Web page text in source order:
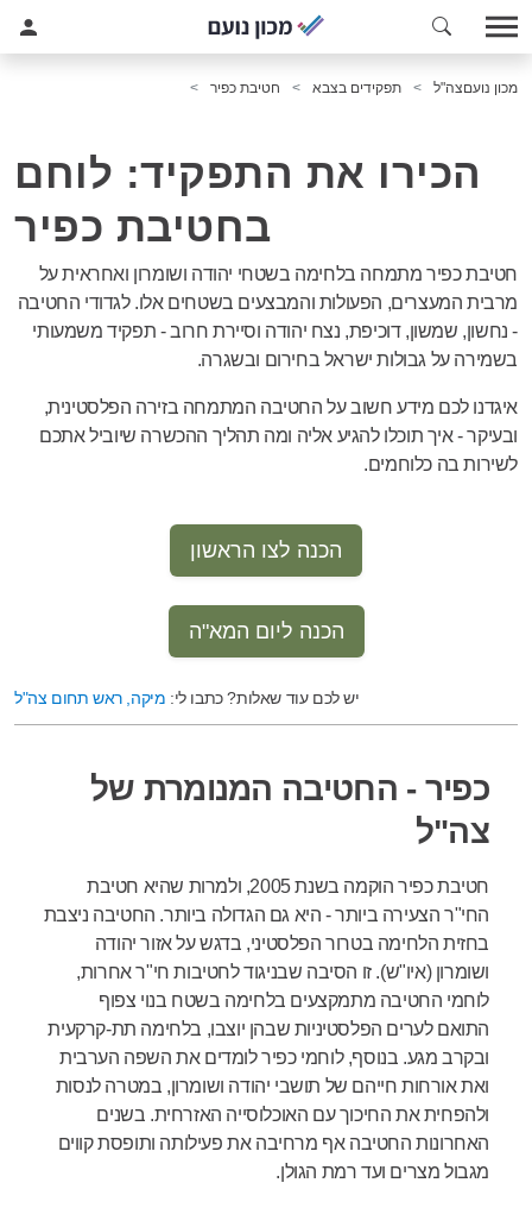
מכון נועםצה"ל תפקידים בצבא חטיבת כפיר
הכירו את התפקיד: לוחם
בחטיבת כפיר
חטיבת כפיר מתמחה בלחימה בשטחי יהודה ושומרון ואחראית על
מרבית המעצרים, הפעולות והמבצעים בשטחים אלו. לגדודי החטיבה
- נחשון, שמשון, דוכיפת, נצח יהודה וסיירת חרוב - תפקיד משמעותי
בשמירה על גבולות ישראל בחירום ובשגרה.
איגדנו לכם מידע חשוב על החטיבה המתמחה בזירה הפלסטינית,
ובעיקר - איך תוכלו להגיע אליה ומה תהליך ההכשרה שיוביל אתכם
לשירות בה כלוחמים.
הכנה לצו הראשון
הכנה ליום המא"ה
יש לכם עוד שאלות? כתבו לי: מיקה, ראש תחום צה"ל
כפיר - החטיבה המנומרת של
צה"ל
חטיבת כפיר הוקמה בשנת 2005, ולמרות שהיא חטיבת
החי"ר הצעירה ביותר - היא גם הגדולה ביותר. החטיבה ניצבת
בחזית הלחימה בטרור הפלסטיני, בדגש על אזור יהודה
ושומרון (איו"ש). זו הסיבה שבניגוד לחטיבות חי"ר אחרות,
לוחמי החטיבה מתמקצעים בלחימה בשטח בנוי צפוף
התואם לערים הפלסטיניות שבהן יוצבו, בלחימה תת-קרקעית
ובקרב מגע. בנוסף, לוחמי כפיר לומדים את השפה הערבית
ואת אורחות חייהם של תושבי יהודה ושומרון, במטרה לנסות
ולהפחית את החיכוך עם האוכלוסייה האזרחית. בשנים
האחרונות החטיבה אף מרחיבה את פעילותה ותופסת קווים
מגבול מצרים ועד רמת הגולן.